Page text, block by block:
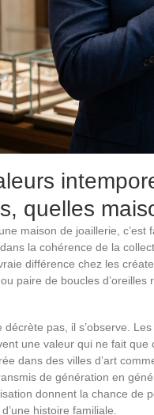
quelles
maison de joaillerie, c’est
la cohérence de la
différence chez les
paire de boucles
décrète pas, il s’observe.
une valeur qui ne fait
dans des villes d’art
de génération en
donnent la chance de
histoire familiale.